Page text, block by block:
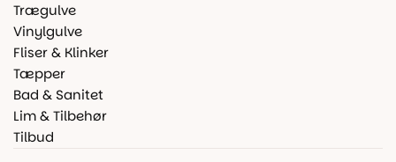
Trægulve
Vinylgulve
Fliser & Klinker
Tæpper
Bad & Sanitet
Lim & Tilbehør
Tilbud